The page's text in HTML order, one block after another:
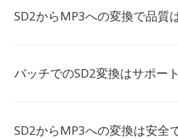
SD2からMP3への変換で品質
バッチでのSD2変換はサポー
SD2からMP3への変換は安全